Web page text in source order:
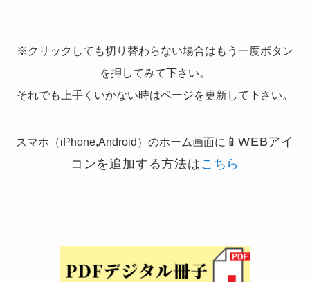
※クリックしても切り替わらない場合はもう一度ボタン
を押してみて下さい。
それでも上手くいかない時はページを更新して下さい。
スマホ（iPhone,Android）のホーム画面に 📱 WEBアイ
コンを追加する方法は こちら